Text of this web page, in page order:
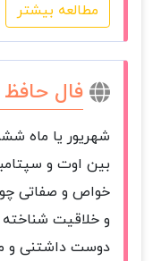
مطالعه بیشتر
فال
شهریور یا ماه
بین اوت و
خواص و صفاتی
و خلاقیت
دوست داشتنی و